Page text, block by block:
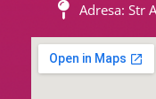
Adresa: Str